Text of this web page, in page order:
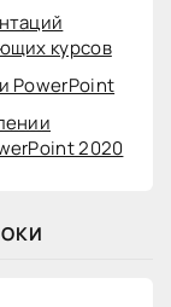
курсов
PowerPoint
2020